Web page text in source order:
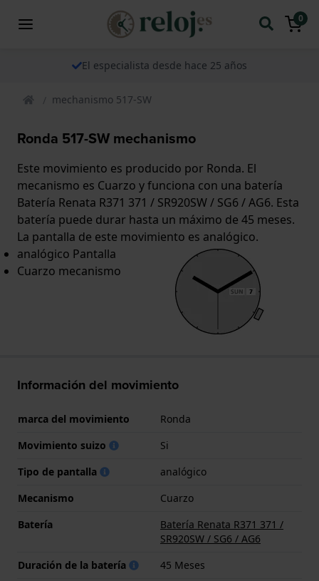
0
El especialista desde hace 25 años
mechanismo 517-SW
Ronda 517-SW mechanismo
Este movimiento es producido por Ronda. El
mecanismo es Cuarzo y funciona con una batería
Batería Renata R371 371 / SR920SW / SG6 / AG6. Esta
batería puede durar hasta un máximo de 45 meses.
La pantalla de este movimiento es analógico.
analógico Pantalla
Cuarzo mecanismo
Información del movimiento
marca del movimiento
Ronda
Movimiento suizo
Si
Tipo de pantalla
analógico
Mecanismo
Cuarzo
Batería
Batería Renata R371 371 /
SR920SW / SG6 / AG6
Duración de la batería
45 Meses